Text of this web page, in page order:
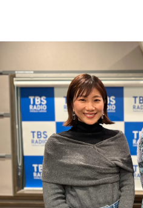
YouTube
会社情報